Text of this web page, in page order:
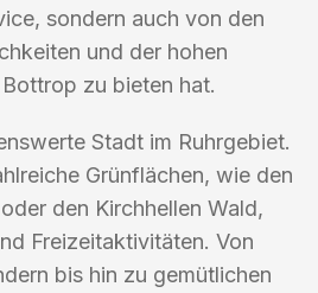
sondern auch von den
und der hohen
zu bieten hat.
Stadt im Ruhrgebiet.
Grünflächen, wie den
den Kirchhellen Wald,
Freizeitaktivitäten. Von
bis hin zu gemütlichen